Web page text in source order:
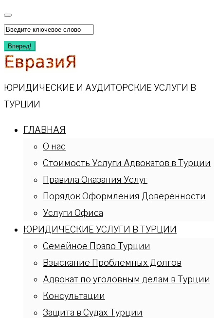
Перейти
к
содержимому
Искать:
Вперед!
ЮРИДИЧЕСКИЕ И АУДИТОРСКИЕ УСЛУГИ В
ТУРЦИИ
ГЛАВНАЯ
О нас
Стоимость Услуги Адвокатов в Турции
Правила Оказания Услуг
Порядок Оформления Доверенности
Услуги Офиса
ЮРИДИЧЕСКИЕ УСЛУГИ В ТУРЦИИ
Семейное Право Турции
Взыскание Проблемных Долгов
Адвокат по уголовным делам в Турции
Консультации
Защита в Судах Турции